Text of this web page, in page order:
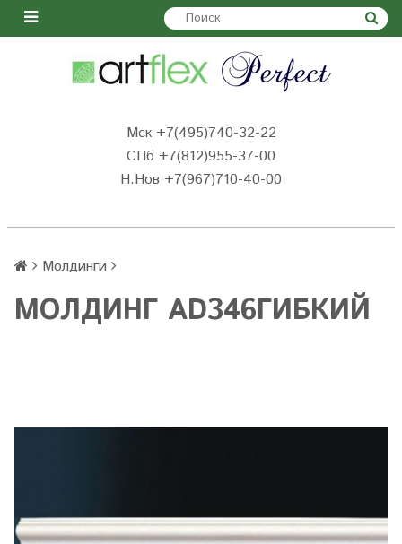
Мск +7(495)740-32-22
СПб +7(812)955-37-00
Н.Нов +7(967)710-40-00
Молдинги
МОЛДИНГ AD346ГИБКИЙ